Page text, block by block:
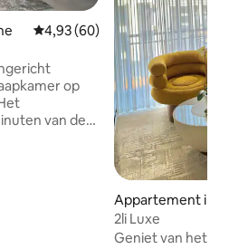
Gemiddelde beoordeling van
4,93 (60)
op
van de
Appartement in
2li Luxe
Geniet van het